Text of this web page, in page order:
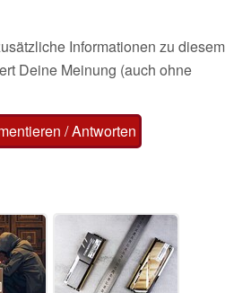
Informationen zu diesem
Deine Meinung (auch ohne
/ Antworten